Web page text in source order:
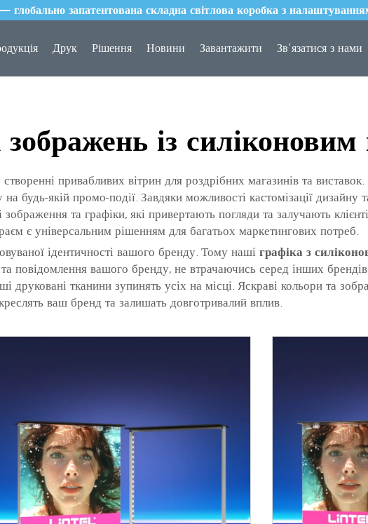
запатентована складна світлова коробка з
Друк Рішення Новини Завантажити Зв’язатися з нами
із
привабливих вітрин для роздрібних магазинів та
будь-якій промо-події. Завдяки можливості кастомізації дизайну
та графіки, які привертають погляди та залучають
є універсальним рішенням для багатьох маркетингових потреб.
ідентичності вашого бренду. Тому наші графіка з
повідомлення вашого бренду, не втрачаючись серед інших
тканини зупинять усіх на місці. Яскраві кольори та
ваш бренд та залишать довготривалий вплив.